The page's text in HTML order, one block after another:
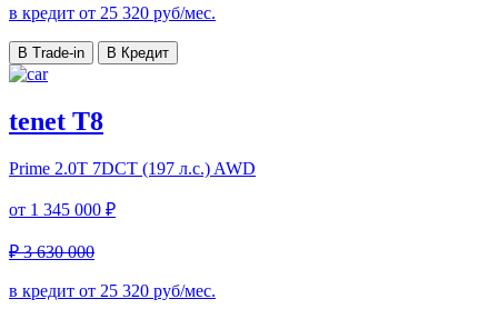
в кредит от 25 320 руб/мес.
В Trade-in В Кредит
tenet T8
Prime 2.0T 7DCT (197 л.с.) AWD
от 1 345 000 ₽
₽ 3 630 000
в кредит от 25 320 руб/мес.